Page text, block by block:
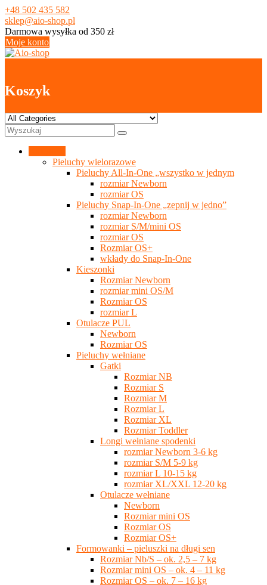
Skip
to
content
+48 502 435 582
sklep@aio-shop.pl
Darmowa wysyłka od 350 zł
Moje konto
Koszyk
Pieluchy wielorazowe
Pieluchy All-In-One „wszystko w jednym
rozmiar Newborn
rozmiar OS
Pieluchy Snap-In-One „zepnij w jedno”
rozmiar Newborn
rozmiar S/M/mini OS
rozmiar OS
Rozmiar OS+
wkłady do Snap-In-One
Kieszonki
Rozmiar Newborn
rozmiar mini OS/M
Rozmiar OS
rozmiar L
Otulacze PUL
Newborn
Rozmiar OS
Pieluchy wełniane
Gatki
Rozmiar NB
Rozmiar S
Rozmiar M
Rozmiar L
Rozmiar XL
Rozmiar Toddler
Longi wełniane spodenki
rozmiar Newborn 3-6 kg
rozmiar S/M 5-9 kg
rozmiar L 10-15 kg
rozmiar XL/XXL 12-20 kg
Otulacze wełniane
Newborn
Rozmiar mini OS
Rozmiar OS
Rozmiar OS+
Formowanki – pieluszki na długi sen
Rozmiar Nb/S – ok. 2,5 – 7 kg
Rozmiar mini OS – ok. 4 – 11 kg
Rozmiar OS – ok. 7 – 16 kg